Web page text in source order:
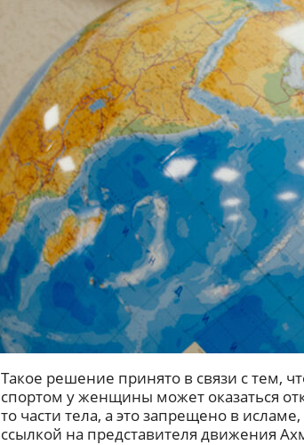
Такое решение принято в связи с тем,
спортом у женщины может оказаться
то части тела, а это запрещено в исламе,
ссылкой на представителя движения